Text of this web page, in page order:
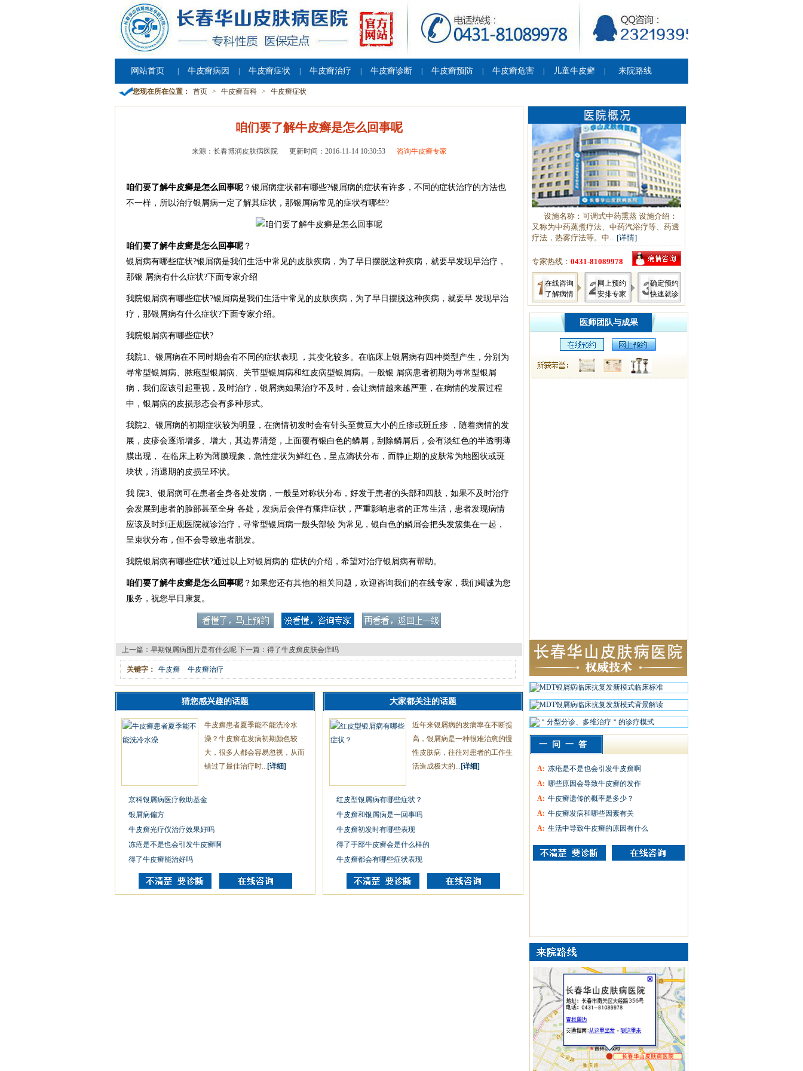
网站首页 牛皮癣病因 牛皮癣症状 牛皮癣治疗 牛皮癣诊断 牛皮癣预防 牛皮癣危害 儿童牛皮癣 来院路线
您现在所在位置： 首页 > 牛皮癣百科 > 牛皮癣症状
咱们要了解牛皮癣是怎么回事呢
来源：长春博润皮肤病医院 更新时间：2016-11-14 10:30:53 咨询牛皮癣专家
咱们要了解牛皮癣是怎么回事呢 ？银屑病症状都有哪些?银屑病的症状有许多，不同的症状治疗的方法也
不一样，所以治疗银屑病一定了解其症状，那银屑病常见的症状有哪些?
咱们要了解牛皮癣是怎么回事呢 ？
银屑病有哪些症状?银屑病是我们生活中常见的皮肤疾病，为了早日摆脱这种疾病，就要早发现早治疗，
那银 屑病有什么症状?下面专家介绍
我院银屑病有哪些症状?银屑病是我们生活中常见的皮肤疾病，为了早日摆脱这种疾病，就要早 发现早治
疗，那银屑病有什么症状?下面专家介绍。
我院银屑病有哪些症状?
我院1、银屑病在不同时期会有不同的症状表现 ，其变化较多。在临床上银屑病有四种类型产生，分别为
寻常型银屑病、脓疱型银屑病、关节型银屑病和红皮病型银屑病。一般银 屑病患者初期为寻常型银屑
病，我们应该引起重视，及时治疗，银屑病如果治疗不及时，会让病情越来越严重，在病情的发展过程
中，银屑病的皮损形态会有多种形式。
我院2、银屑病的初期症状较为明显，在病情初发时会有针头至黄豆大小的丘疹或斑丘疹 ，随着病情的发
展，皮疹会逐渐增多、增大，其边界清楚，上面覆有银白色的鳞屑，刮除鳞屑后，会有淡红色的半透明薄
膜出现， 在临床上称为薄膜现象，急性症状为鲜红色，呈点滴状分布，而静止期的皮肤常为地图状或斑
块状，消退期的皮损呈环状。
我 院3、银屑病可在患者全身各处发病，一般呈对称状分布，好发于患者的头部和四肢，如果不及时治疗
会发展到患者的脸部甚至全身 各处，发病后会伴有瘙痒症状，严重影响患者的正常生活，患者发现病情
应该及时到正规医院就诊治疗，寻常型银屑病一般头部较 为常见，银白色的鳞屑会把头发簇集在一起，
呈束状分布，但不会导致患者脱发。
我院银屑病有哪些症状?通过以上对银屑病的 症状的介绍，希望对治疗银屑病有帮助。
咱们要了解牛皮癣是怎么回事呢 ？如果您还有其他的相关问题，欢迎咨询我们的在线专家，我们竭诚为您
服务，祝您早日康复。
上一篇： 早期银屑病图片是有什么呢 下一篇： 得了牛皮癣皮肤会痒吗
关键字： 牛皮癣 牛皮癣治疗
猜您感兴趣的话题
牛皮癣患者夏季能不能洗冷水
澡？牛皮癣在发病初期颜色较
大，很多人都会容易忽视，从而
错过了最佳治疗时... [详细]
京科银屑病医疗救助基金
银屑病偏方
牛皮癣光疗仪治疗效果好吗
冻疮是不是也会引发牛皮癣啊
得了牛皮癣能治好吗
大家都关注的话题
近年来银屑病的发病率在不断提
高，银屑病是一种很难治愈的慢
性皮肤病，往往对患者的工作生
活造成极大的... [详细]
红皮型银屑病有哪些症状？
牛皮癣和银屑病是一回事吗
牛皮癣初发时有哪些表现
得了手部牛皮癣会是什么样的
牛皮癣都会有哪些症状表现
设施名称：可调式中药熏蒸 设施介绍：
又称为中药蒸煮疗法、中药汽浴疗等、药透
疗法，热雾疗法等。中... [详情]
专家热线： 0431-81089978
在线咨询
了解病情
网上预约
安排专家
确定预约
快速就诊
医师团队与成果
一问一答
A: 冻疮是不是也会引发牛皮癣啊
A: 哪些原因会导致牛皮癣的发作
A: 牛皮癣遗传的概率是多少？
A: 牛皮癣发病和哪些因素有关
A: 生活中导致牛皮癣的原因有什么